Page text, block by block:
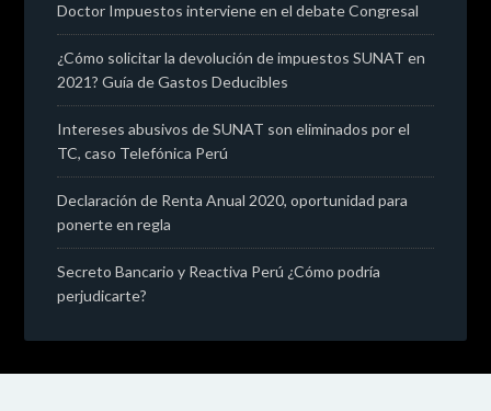
Doctor Impuestos interviene en el debate Congresal
¿Cómo solicitar la devolución de impuestos SUNAT en
2021? Guía de Gastos Deducibles
Intereses abusivos de SUNAT son eliminados por el
TC, caso Telefónica Perú
Declaración de Renta Anual 2020, oportunidad para
ponerte en regla
Secreto Bancario y Reactiva Perú ¿Cómo podría
perjudicarte?